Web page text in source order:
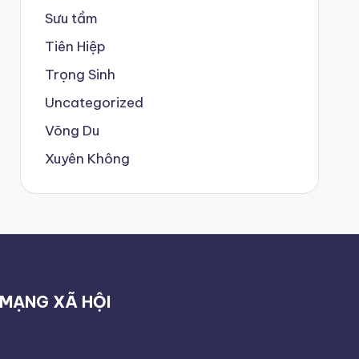
Sưu tầm
Tiên Hiệp
Trọng Sinh
Uncategorized
Võng Du
Xuyên Không
MẠNG XÃ HỘI